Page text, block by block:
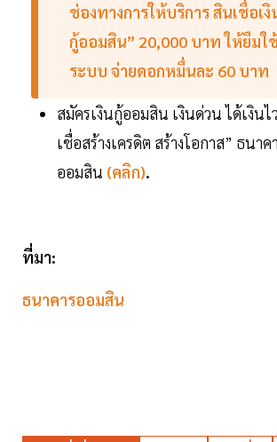
ช่องทางการให้บริการ สินเชื่อเงิ
กู้ออมสิน” 20,000 บาท ให้ยืม
ระบบ จ่ายดอกหมื่นละ 60 บาท
สมัครเงินกู้ออมสิน เงินด่วน ได้เงินไ
เชื่อสร้างเครดิต สร้างโอกาส” ธนาค
ออมสิน (คลิก).
ที่มา:
ธนาคารออมสิน